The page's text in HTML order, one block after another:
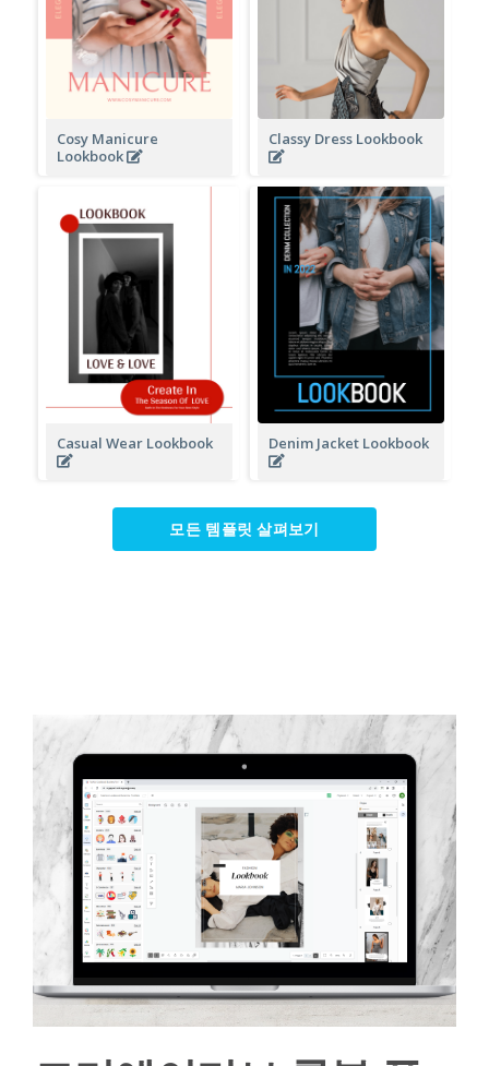
Cosy Manicure
Lookbook
Casual Wear Lookbook
Classy Dress Lookbook
Denim Jacket Lookbook
모든 템플릿 살펴보기